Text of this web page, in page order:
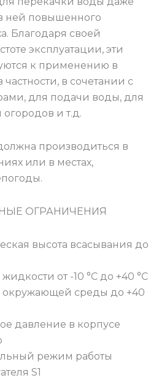
ней повышенного
Благодаря своей
эксплуатации, эти
к применению в
частности, в сочетании с
для подачи воды, для
и т.д.
производиться в
или в местах,
ОГРАНИЧЕНИЯ
высота всасывания до
от -10 °C до +40 °C
окружающей среды до +40
давление в корпусе
режим работы
S1